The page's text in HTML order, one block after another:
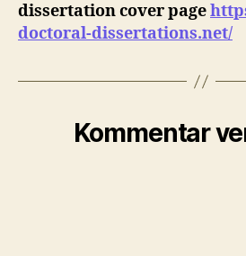
dissertation cover page
doctoral-dissertations.net/
Kommentar